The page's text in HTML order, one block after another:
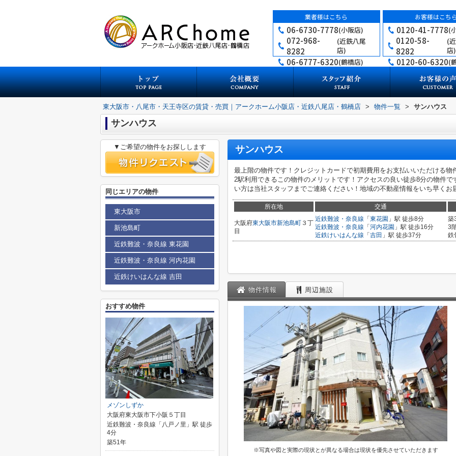
業者様はこちら
06-6730-7778(小阪店)
072-968-
8282
(近鉄八尾
店)
06-6777-6320(鶴橋店)
お客様はこち
0120-41-7778(
0120-58-
8282
(
店)
0120-60-6320(
東大阪市・八尾市・天王寺区の賃貸・売買｜アークホーム小阪店・近鉄八尾店・鶴橋店 > 物件一覧 > サンハウス
サンハウス
サンハウス
最上階の物件です！クレジットカードで初期費用をお支払いいただける
2駅利用できるこの物件のメリットです！アクセスの良い徒歩8分の物件
い方は当社スタッフまでご連絡ください！地域の不動産情報をいち早くお
所在地 交通
大阪府東大阪市新池島町 ３丁
目
近鉄難波・奈良線 「 東花園 」駅 徒歩8分
近鉄難波・奈良線 「 河内花園 」駅 徒歩16分
近鉄けいはんな線 「 吉田 」駅 徒歩37分
築
3
鉄
物件情報 周辺施設
※写真や図と実際の現状とが異なる場合は現状を優先させていただきます
▼ご希望の物件をお探しします
同じエリアの物件
東大阪市
新池島町
近鉄難波・奈良線 東花園
近鉄難波・奈良線 河内花園
近鉄けいはんな線 吉田
おすすめ物件
メゾンしずか
大阪府東大阪市下小阪５丁目
近鉄難波・奈良線「八戸ノ里」駅 徒歩
4分
築51年